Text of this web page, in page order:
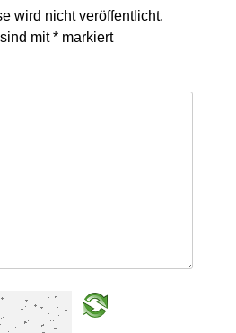
wird nicht veröffentlicht.
mit* markiert